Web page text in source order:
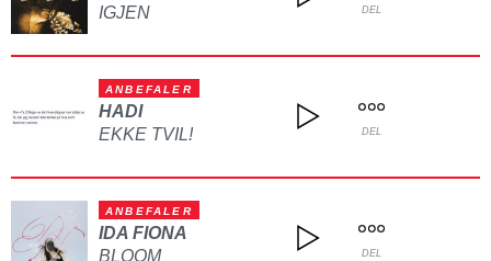
IGJEN
DEL
ANBEFALER
HADI
EKKE TVIL!
DEL
ANBEFALER
IDA FIONA
BLOOM
DEL